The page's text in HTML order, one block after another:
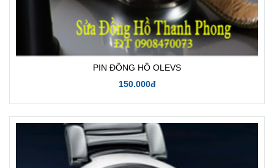
PIN ĐỒNG HỒ OLEVS
150.000đ